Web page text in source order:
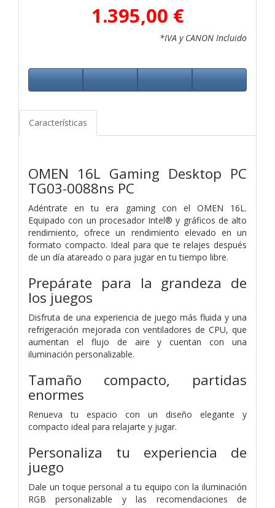
1.395,00 €
*IVA y CANON Incluido
Características
OMEN 16L Gaming Desktop PC
TG03-0088ns PC
Adéntrate en tu era gaming con el OMEN 16L.
Equipado con un procesador Intel® y gráficos de alto
rendimiento, ofrece un rendimiento elevado en un
formato compacto. Ideal para que te relajes después
de un día atareado o para jugar en tu tiempo libre.
Prepárate para la grandeza de
los juegos
Disfruta de una experiencia de juego más fluida y una
refrigeración mejorada con ventiladores de CPU, que
aumentan el flujo de aire y cuentan con una
iluminación personalizable.
Tamaño compacto, partidas
enormes
Renueva tu espacio con un diseño elegante y
compacto ideal para relajarte y jugar.
Personaliza tu experiencia de
juego
Dale un toque personal a tu equipo con la iluminación
RGB personalizable y las recomendaciones de